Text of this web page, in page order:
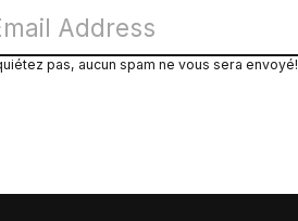
pas, aucun spam ne vous sera envoyé!